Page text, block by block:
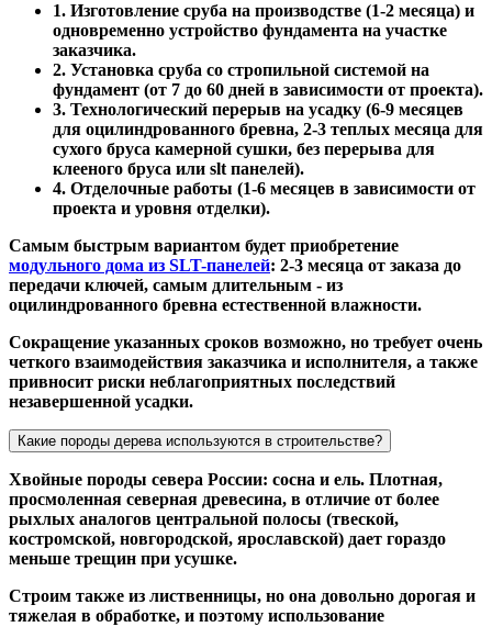
1. Изготовление сруба на производстве (1-2 месяца) и
одновременно устройство фундамента на участке
заказчика.
2. Установка сруба со стропильной системой на
фундамент (от 7 до 60 дней в зависимости от проекта).
3. Технологический перерыв на усадку (6-9 месяцев
для оцилиндрованного бревна, 2-3 теплых месяца для
сухого бруса камерной сушки, без перерыва для
клееного бруса или slt панелей).
4. Отделочные работы (1-6 месяцев в зависимости от
проекта и уровня отделки).
Самым быстрым вариантом будет приобретение
модульного дома из SLT-панелей: 2-3 месяца от заказа до
передачи ключей, самым длительным - из
оцилиндрованного бревна естественной влажности.
Сокращение указанных сроков возможно, но требует очень
четкого взаимодействия заказчика и исполнителя, а также
привносит риски неблагоприятных последствий
незавершенной усадки.
Какие породы дерева используются в строительстве?
Хвойные породы севера России: сосна и ель. Плотная,
просмоленная северная древесина, в отличие от более
рыхлых аналогов центральной полосы (твеской,
костромской, новгородской, ярославской) дает гораздо
меньше трещин при усушке.
Строим также из лиственницы, но она довольно дорогая и
тяжелая в обработке, и поэтому использование